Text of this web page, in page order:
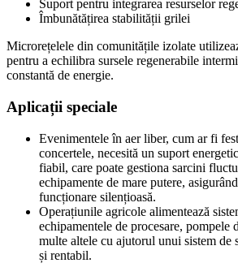
Suport pentru integrarea resurselor
Îmbunătățirea stabilității grilei
Microrețelele din comunitățile izolate
pentru a echilibra sursele regenerabile
constantă de energie.
Aplicații speciale
Evenimentele în aer liber, cum ar fi
concertele, necesită un suport
fiabil, care poate gestiona sarcini
echipamente de mare putere,
funcționare silențioasă.
Operațiunile agricole alimentează
echipamentele de procesare, pompele
multe altele cu ajutorul unui sistem de
și rentabil.